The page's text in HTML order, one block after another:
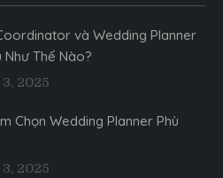
và Wedding Planner
Như Thế Nào?
2025
Chọn Wedding Planner Phù
2025